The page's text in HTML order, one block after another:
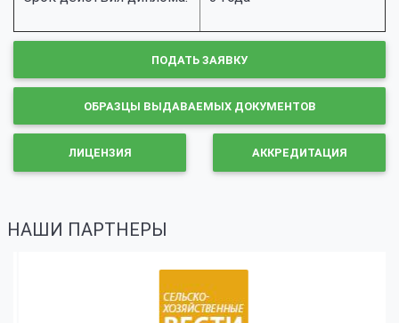
ПОДАТЬ ЗАЯВКУ
ОБРАЗЦЫ ВЫДАВАЕМЫХ ДОКУМЕНТОВ
ЛИЦЕНЗИЯ АККРЕДИТАЦИЯ
НАШИ ПАРТНЕРЫ